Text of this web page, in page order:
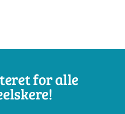
for alle